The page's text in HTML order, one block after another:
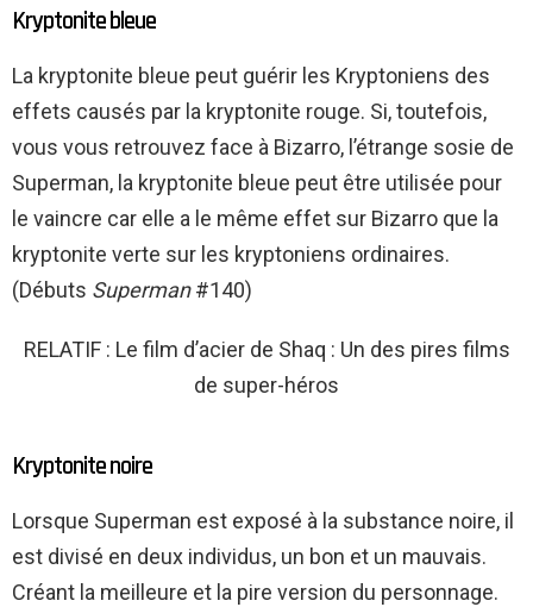
Kryptonite bleue
La kryptonite bleue peut guérir les Kryptoniens des
effets causés par la kryptonite rouge. Si, toutefois,
vous vous retrouvez face à Bizarro, l’étrange sosie de
Superman, la kryptonite bleue peut être utilisée pour
le vaincre car elle a le même effet sur Bizarro que la
kryptonite verte sur les kryptoniens ordinaires.
(Débuts Superman#140)
RELATIF : Le film d’acier de Shaq : Un des pires films
de super-héros
Kryptonite noire
Lorsque Superman est exposé à la substance noire, il
est divisé en deux individus, un bon et un mauvais.
Créant la meilleure et la pire version du personnage.